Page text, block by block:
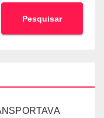
Pesquisar